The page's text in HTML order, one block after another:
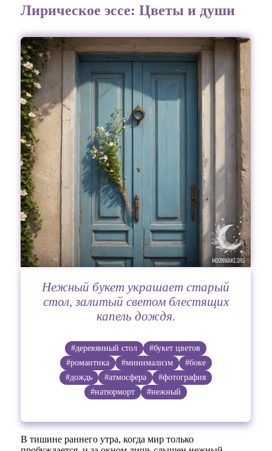
Лирическое эссе: Цветы и души
Нежный букет украшает старый
стол, залитый светом блестящих
капель дождя.
#деревянный стол
#букет цветов
#романтика
#минимализм
#боке
#дождь
#атмосфера
#фотография
#натюрморт
#нежный
В тишине раннего утра, когда мир только